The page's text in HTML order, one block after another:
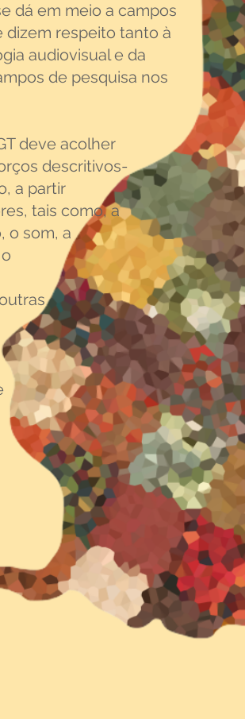
dá em meio a campos
respeito tanto à
audiovisuale da
de pesquisa nos
deve acolher
descritivos-
a partir
tais como, a
o som, a
o